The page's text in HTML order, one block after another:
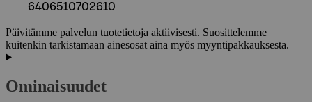
6406510702610
Päivitämme palvelun tuotetietoja aktiivisesti. Suosittelemme
kuitenkin tarkistamaan ainesosat aina myös myyntipakkauksesta.
Ominaisuudet